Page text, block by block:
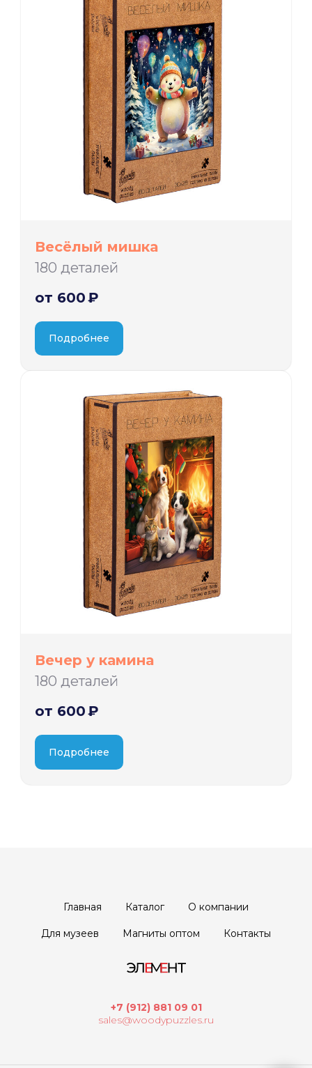
Весёлый мишка
180 деталей
от 600 ₽
Подробнее
Вечер у камина
180 деталей
от 600 ₽
Подробнее
Главная Каталог О компании
Для музеев Магниты оптом Контакты
+7 (912) 881 09 01
sales@woodypuzzles.ru